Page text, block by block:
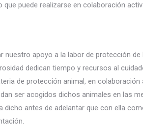
puede realizarse en colaboración
apoyo a la labor de protección
dedican tiempo y recursos al
de protección animal, en
ser acogidos dichos animales en las
antes de adelantar que con ella